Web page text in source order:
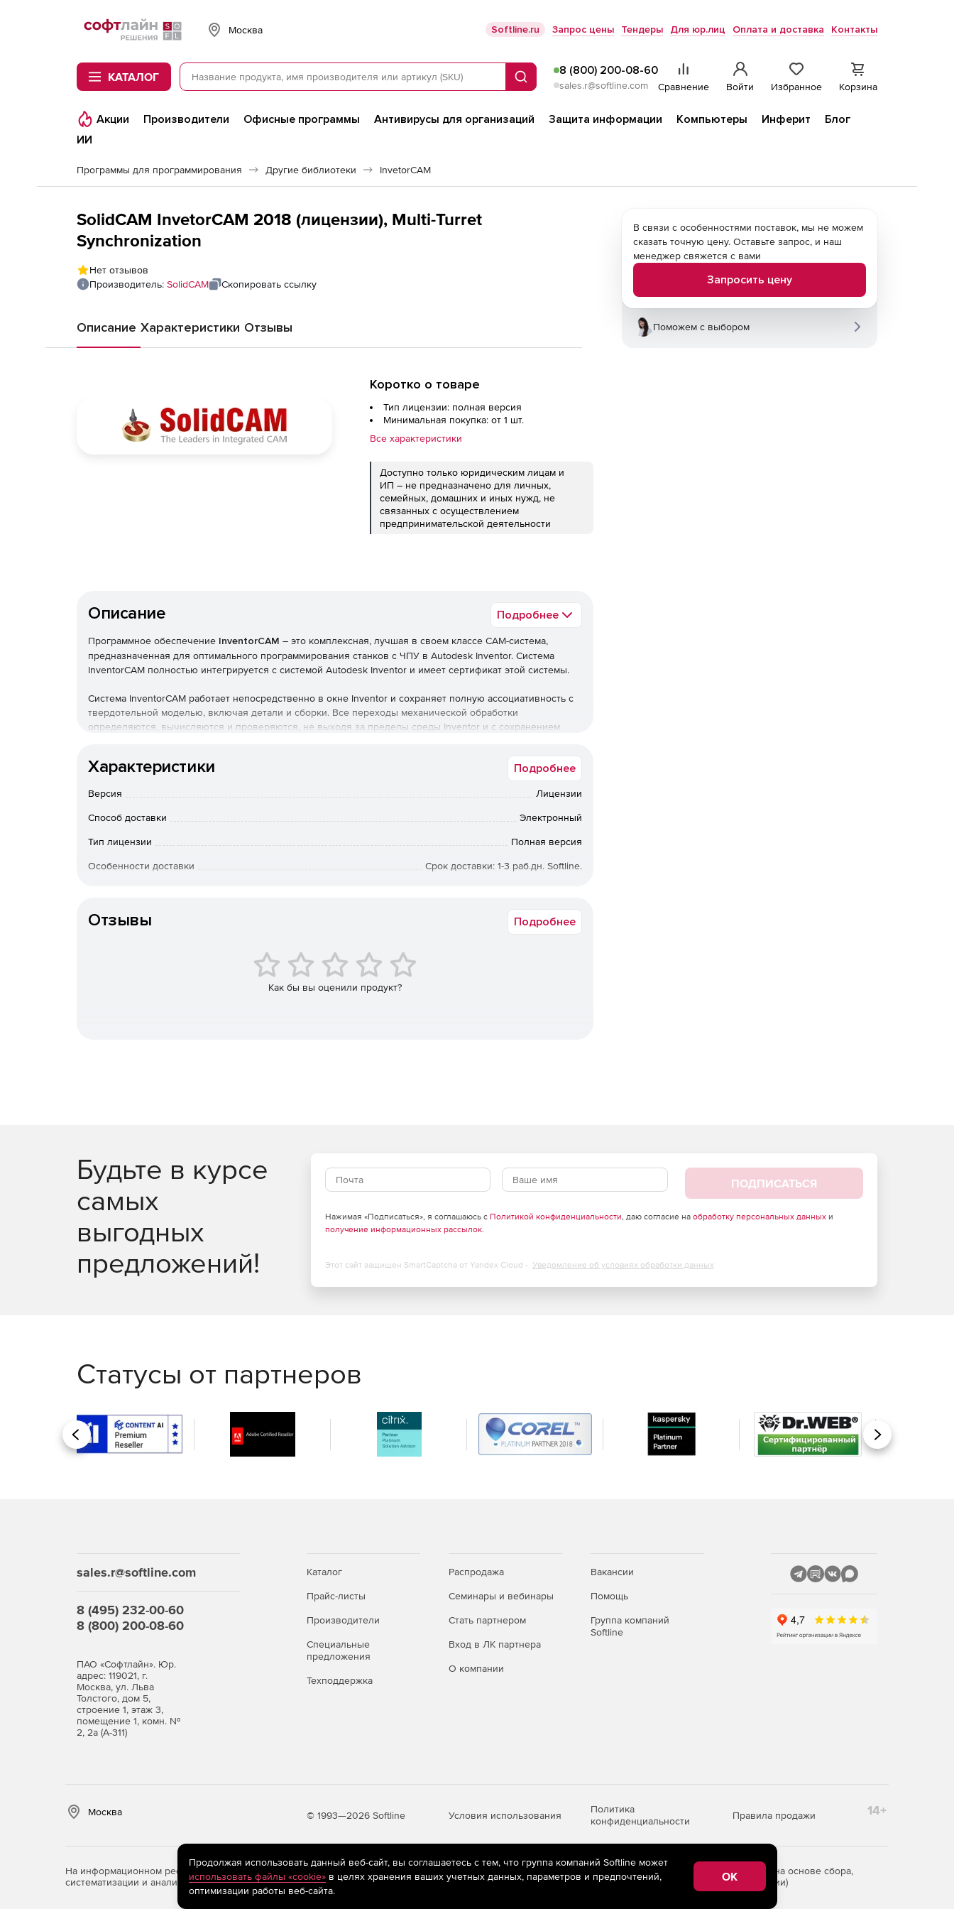
Softline
Москва Softline.ru Запрос цены Тендеры Для юр.лиц Оплата и доставка Контакты
КАТАЛОГ Поиск
8 (800) 200-08-60
sales.r@softline.com Сравнение Войти Избранное Корзина
Акции Производители Офисные программы Антивирусы для организаций Защита информации Компьютеры Инферит
Блог
ИИ
Программы для программирования Другие библиотеки InvetorCAM
SolidCAM InvetorCAM 2018 (лицензии), Multi-Turret
Synchronization
Нет отзывов
Производитель: SolidCAM Скопировать ссылку
Описание Характеристики Отзывы
Коротко о товаре
Тип лицензии: полная версия
Минимальная покупка: от 1 шт.
Все характеристики
Доступно только юридическим лицам и
ИП – не предназначено для личных,
семейных, домашних и иных нужд, не
связанных с осуществлением
предпринимательской деятельности
Описание Подробнее
Программное обеспечение InventorCAM – это комплексная, лучшая в своем классе CAM-система,
предназначенная для оптимального программирования станков с ЧПУ в Autodesk Inventor. Система
InventorCAM полностью интегрируется с системой Autodesk Inventor и имеет сертификат этой системы.
Система InventorCAM работает непосредственно в окне Inventor и сохраняет полную ассоциативность с
твердотельной моделью, включая детали и сборки. Все переходы механической обработки
определяются, вычисляются и проверяются, не выходя за пределы среды Inventor и с сохранением
Характеристики Подробнее
Версия Лицензии
Способ доставки Электронный
Тип лицензии Полная версия
Особенности доставки Срок доставки: 1-3 раб.дн. Softline.
Отзывы Подробнее
Как бы вы оценили продукт?
В связи с особенностями поставок, мы не можем
сказать точную цену. Оставьте запрос, и наш
менеджер свяжется с вами
Запросить цену
Поможем с выбором
Будьте в курсе
самых
выгодных
предложений!
ПОДПИСАТЬСЯ
Нажимая «Подписаться», я соглашаюсь с Политикой конфиденциальности, даю согласие на обработку персональных данныхи
получение информационных рассылок.
Этот сайт защищен SmartCaptcha от Yandex Cloud - Уведомление об условиях обработки данных
Статусы от партнеров
Назад Вперед
sales.r@softline.com
8 (495) 232-00-60
8 (800) 200-08-60
ПАО «Софтлайн». Юр.
адрес: 119021, г.
Москва, ул. Льва
Толстого, дом 5,
строение 1, этаж 3,
помещение 1, комн. №
2, 2а (А-311)
Каталог
Прайс-листы
Производители
Специальные
предложения
Техподдержка
Распродажа
Семинары и вебинары
Стать партнером
Вход в ЛК партнера
О компании
Вакансии
Помощь
Группа компаний
Softline
Москва © 1993—2026 Softline Условия использования
Политика
конфиденциальности
Правила продажи 14+
На информационном ресурсе store.softline.ru применяются рекомендательные технологии
(информационные технологии предоставления информации на основе сбора,
систематизации и анализа сведений, относящихся к предпочтениям пользователей сети «Интернет», находящихся на территории Российской Федерации)
Продолжая использовать данный веб-сайт, вы соглашаетесь с тем, что группа компаний Softline может
использовать файлы «cookie»в целях хранения ваших учетных данных, параметров и предпочтений,
оптимизации работы веб-сайта.
OK